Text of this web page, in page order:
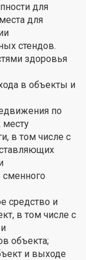
для
для
стендов.
здоровья
в объекты и
по
месту
в том числе с
сменного
средство и
в том числе с
объекта;
и выходе